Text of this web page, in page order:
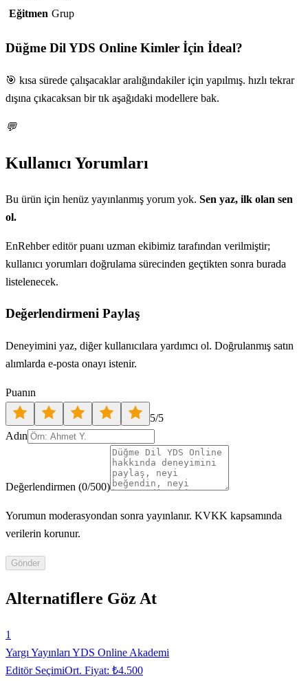
Eğitmen Grup
Düğme Dil YDS Online Kimler İçin İdeal?
🎯 kısa sürede çalışacaklar aralığındakiler için yapılmış. hızlı tekrar
dışına çıkacaksan bir tık aşağıdaki modellere bak.
💬
Kullanıcı Yorumları
Bu ürün için henüz yayınlanmış yorum yok. Sen yaz, ilk olan sen
ol.
EnRehber editör puanı uzman ekibimiz tarafından verilmiştir;
kullanıcı yorumları doğrulama sürecinden geçtikten sonra burada
listelenecek.
Değerlendirmeni Paylaş
Deneyimini yaz, diğer kullanıcılara yardımcı ol. Doğrulanmış satın
alımlarda e-posta onayı istenir.
Puanın
5/5
Adın
Değerlendirmen (0/500)
Yorumun moderasyondan sonra yayınlanır. KVKK kapsamında
verilerin korunur.
Gönder
Alternatiflere Göz At
1
Yargı Yayınları YDS Online Akademi
Editör SeçimiOrt. Fiyat: ₺4.500